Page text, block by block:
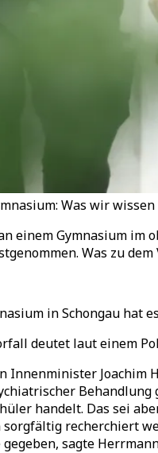
Was wir
einem Gymnasium im
Was zu
in Schongau hat
deutet laut einem
Innenminister
Behandlung
handelt. Das sei
sorgfältig recherchiert
sagte